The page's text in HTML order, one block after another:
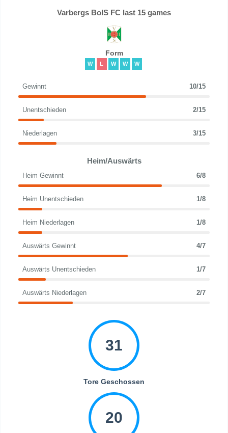
Varbergs BoIS FC last 15 games
Form
W L W W W
Gewinnt 10/15
Unentschieden 2/15
Niederlagen 3/15
Heim/Auswärts
Heim Gewinnt 6/8
Heim Unentschieden 1/8
Heim Niederlagen 1/8
Auswärts Gewinnt 4/7
Auswärts Unentschieden 1/7
Auswärts Niederlagen 2/7
31
Tore Geschossen
20